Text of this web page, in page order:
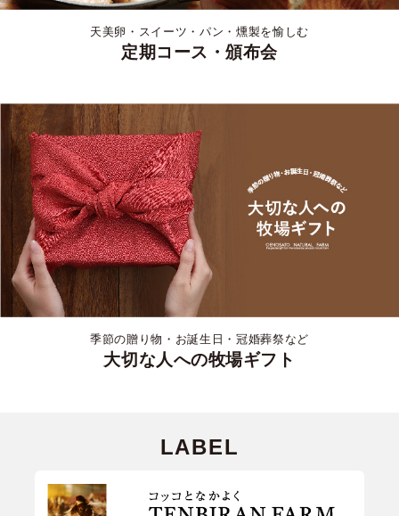
天美卵・スイーツ・パン・燻製を愉しむ
定期コース・頒布会
季節の贈り物・お誕生日・冠婚葬祭など
大切な人への牧場ギフト
LABEL